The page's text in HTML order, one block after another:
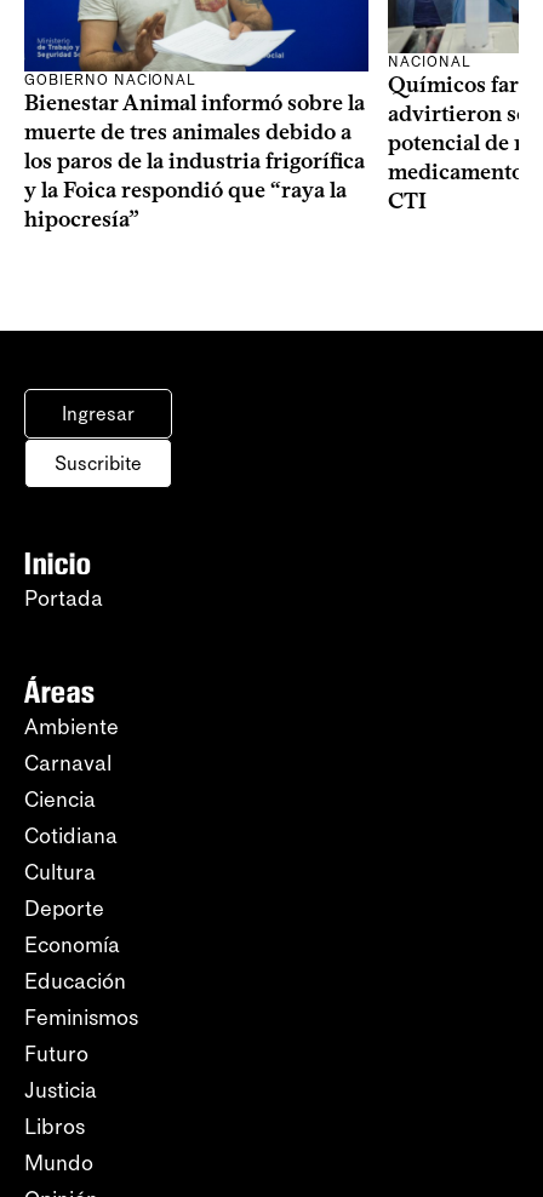
GOBIERNO NACIONAL
Bienestar Animal informó sobre la
muerte de tres animales debido a
los paros de la industria frigorífica
y la Foica respondió que “raya la
hipocresía”
NACIONAL
Químicos
advirtieron
potencial de
medicamentos
CTI
Ingresar
Suscribite
Inicio
Portada
Áreas
Ambiente
Carnaval
Ciencia
Cotidiana
Cultura
Deporte
Economía
Educación
Feminismos
Futuro
Justicia
Libros
Mundo